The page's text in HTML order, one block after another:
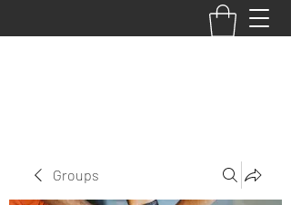
Groups